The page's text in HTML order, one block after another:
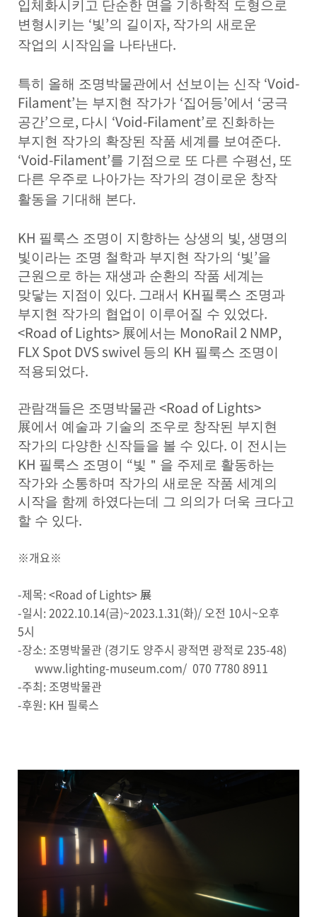
입체화시키고 단순한 면을 기하학적 도형으로
변형시키는 ‘빛’의 길이자, 작가의 새로운
작업의 시작임을 나타낸다.
특히 올해 조명박물관에서 선보이는 신작 ‘Void-
Filament’는 부지현 작가가 ‘집어등’에서 ‘궁극
공간’으로, 다시 ‘Void-Filament’로 진화하는
부지현 작가의 확장된 작품 세계를 보여준다.
‘Void-Filament’를 기점으로 또 다른 수평선 , 또
다른 우주로 나아가는 작가의 경이로운 창작
활동을 기대해 본다.
KH 필룩스 조명이 지향하는 상생의 빛, 생명의
빛이라는 조명 철학과 부지현 작가의 ‘빛’을
근원으로 하는 재생과 순환의 작품 세계는
맞닿는 지점이 있다. 그래서 KH필룩스 조명과
부지현 작가의 협업이 이루어질 수 있었다.
<Road of Lights> 展에서는 MonoRail 2 NMP,
FLX Spot DVS swivel 등의 KH 필룩스 조명이
적용되었다.
관람객들은 조명박물관 <Road of Lights>
展에서 예술과 기술의 조우로 창작된 부지현
작가의 다양한 신작들을 볼 수 있다. 이 전시는
KH 필룩스 조명이 “빛 ＂ 을 주제로 활동하는
작가와 소통하며 작가의 새로운 작품 세계의
시작을 함께 하였다는데 그 의의가 더욱 크다고
할 수 있다.
※개요※
-제목: <Road of Lights> 展
-일시: 2022.10.14(금)~2023.1.31(화)/ 오전 10시~오후
5시
-장소: 조명박물관 (경기도 양주시 광적면 광적로 235-48)
www.lighting-museum.com/ 070 7780 8911
-주최: 조명박물관
-후원: KH 필룩스